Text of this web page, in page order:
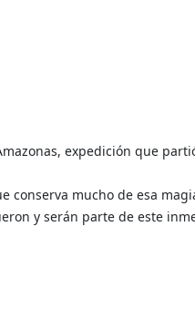
expedición que
mucho de esa
y serán parte de este